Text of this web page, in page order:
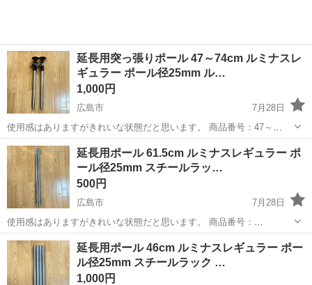
延長用突っ張りポール 47～74cm ルミナスレ
ギュラー ポール径25mm ル…
1,000円
広島市
7月28日
使用感はありますがきれいな状態だと思います。 商品番号：47～
74cm(ADD-P25J45) 定価：2,980円（2本） 2本セットです。 メタルラ
ック ワイヤーシェルフ ルミナス（Lumino...
広島 広島市 収納家具
延長用ポール 61.5cm ルミナスレギュラー ポ
ール径25mm スチールラッ…
500円
広島市
7月28日
使用感はありますがきれいな状態だと思います。 商品番号：
61.5cm(ADD-P2560) 定価：1,880円（2本） 2本セットです。 メタルラ
ック ワイヤーシェルフ ルミナス（Luminous...
広島 広島市 収納家具
延長用ポール 46cm ルミナスレギュラー ポー
ル径25mm スチールラック …
1,000円